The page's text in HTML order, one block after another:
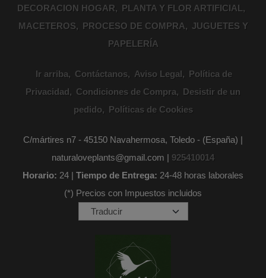
DECORACION HOGAR
PLANTA Y FLOR ARTIFICIAL
MACETEROS
PROCESO DE COMPRA
JUGUETES Y
PAPELERÍA
Ir arriba Contáctanos Aviso Legal
Política de
Privacidad
Condiciones de Compra
Desistir de un
pedido
Políticas de Cookies
C/mártires n7 - 45150 Navahermosa, Toledo - (España) |
naturaloveplants@gmail.com | 925410014
Horario: 24 | Tiempo de Entrega: 24-48 horas laborales
(*) Precios con Impuestos incluidos